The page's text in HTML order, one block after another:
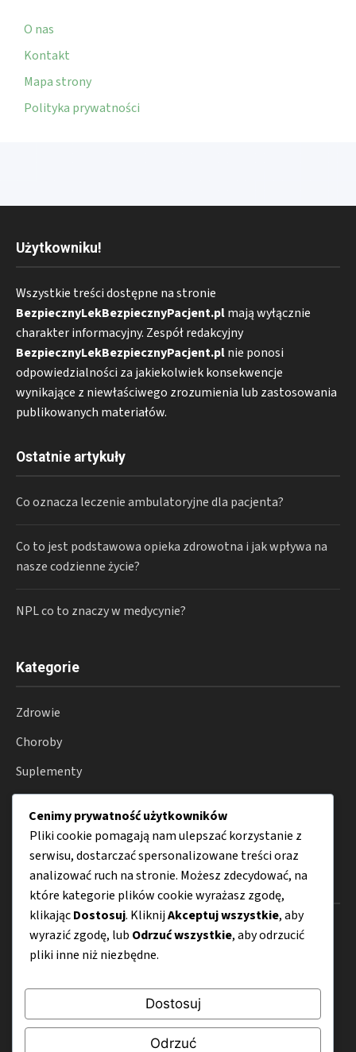
O nas
Kontakt
Mapa strony
Polityka prywatności
Użytkowniku!
Wszystkie treści dostępne na stronie
BezpiecznyLekBezpiecznyPacjent.plmają wyłącznie
charakter informacyjny. Zespół redakcyjny
BezpiecznyLekBezpiecznyPacjent.plnie ponosi
odpowiedzialności za jakiekolwiek konsekwencje
wynikające z niewłaściwego zrozumienia lub zastosowania
publikowanych materiałów.
Ostatnie artykuły
Co oznacza leczenie ambulatoryjne dla pacjenta?
Co to jest podstawowa opieka zdrowotna i jak wpływa na
nasze codzienne życie?
NPL co to znaczy w medycynie?
Kategorie
Zdrowie
Choroby
Suplementy
Porady
Menu
O nas
Kontakt
Mapa strony
Polityka prywatności
Cenimy prywatność użytkowników
Pliki cookie pomagają nam ulepszać korzystanie z
serwisu, dostarczać spersonalizowane treści oraz
analizować ruch na stronie. Możesz zdecydować, na
które kategorie plików cookie wyrażasz zgodę,
klikającDostosuj. KliknijAkceptuj wszystkie, aby
wyrazić zgodę, lub Odrzuć wszystkie, aby odrzucić
pliki inne niż niezbędne.
Dostosuj
Odrzuć